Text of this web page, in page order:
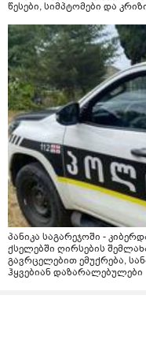
წესები, სიმპტომები და
პანიკა საგარეჯოში -
ქსელებში ღირსების
გავრცელებით ემუქრება,
ჰყვებიან დაზარალებულები